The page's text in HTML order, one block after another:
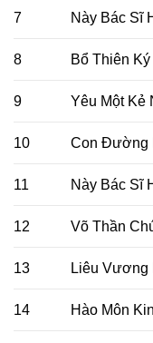
7 Này Bác Sĩ
8 Bổ Thiên Ký
9 Yêu Một Kẻ
10 Con Đường
11 Này Bác Sĩ
12 Võ Thần
13 Liêu Vương
14 Hào Môn